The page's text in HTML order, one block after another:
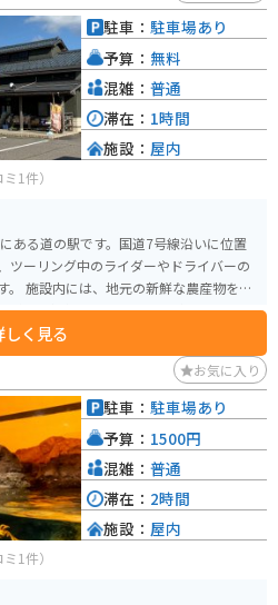
すすめポイント】 * 谷
鮮な地元野菜や特産品が購入できる * 南
事が楽しめる * バイクツーリングの休
ミ1件）
ある道の駅です。国道7号線沿いに位置
ツーリング中のライダーやドライバーの
を販
料理を提供するレストランがあります。
使った海鮮丼や、地元産コシヒカリを使
ところには、月岡温泉があり、温泉街の
で訪れた際は、日本海沿いの国道7号線
風光明媚な海岸線を走りながら、日本海
す。
しく見る
駐車： 駐車場あり
予算： 無料
混雑： 普通
滞在： 1時間
施設： 屋内
お気に入り
ミ1件）
駐車： 駐車場あり
予算： 1500円
混雑： 普通
滞在： 2時間
施設： 屋内